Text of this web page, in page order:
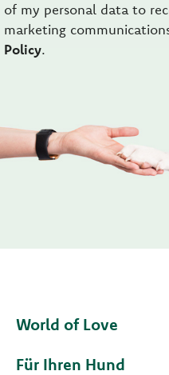
of my personal data to
marketing
Policy.
World of Love
Für Ihren Hund